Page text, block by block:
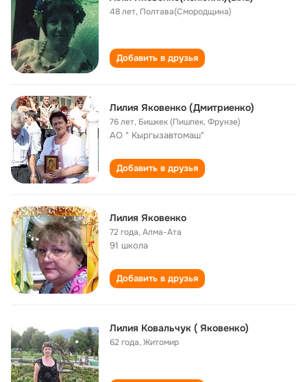
48 лет, Полтава(Смородщина)
Добавить в друзья
Лилия Яковенко (Дмитриенко)
76 лет, Бишкек (Пишпек, Фрунзе)
АО " Кыргызавтомаш"
Добавить в друзья
Лилия Яковенко
72 года,Алма-Ата
91 школа
Добавить в друзья
Лилия Ковальчук ( Яковенко)
62 года,Житомир